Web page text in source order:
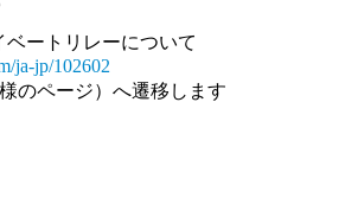
ベートリレーについて
ja-jp/102602
のページ）へ遷移します